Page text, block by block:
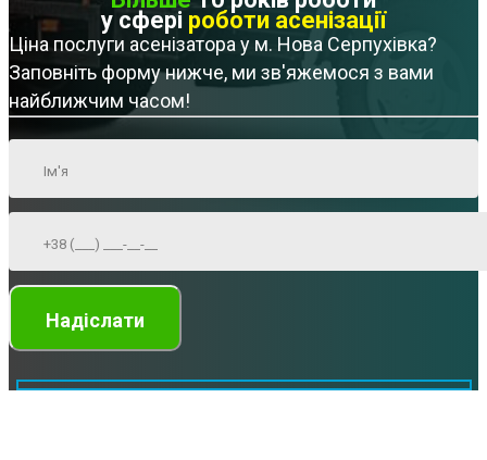
у сфері роботи асенізації
Ціна послуги асенізатора у м. Нова Серпухівка?
Заповніть форму нижче, ми зв'яжемося з вами
найближчим часом!